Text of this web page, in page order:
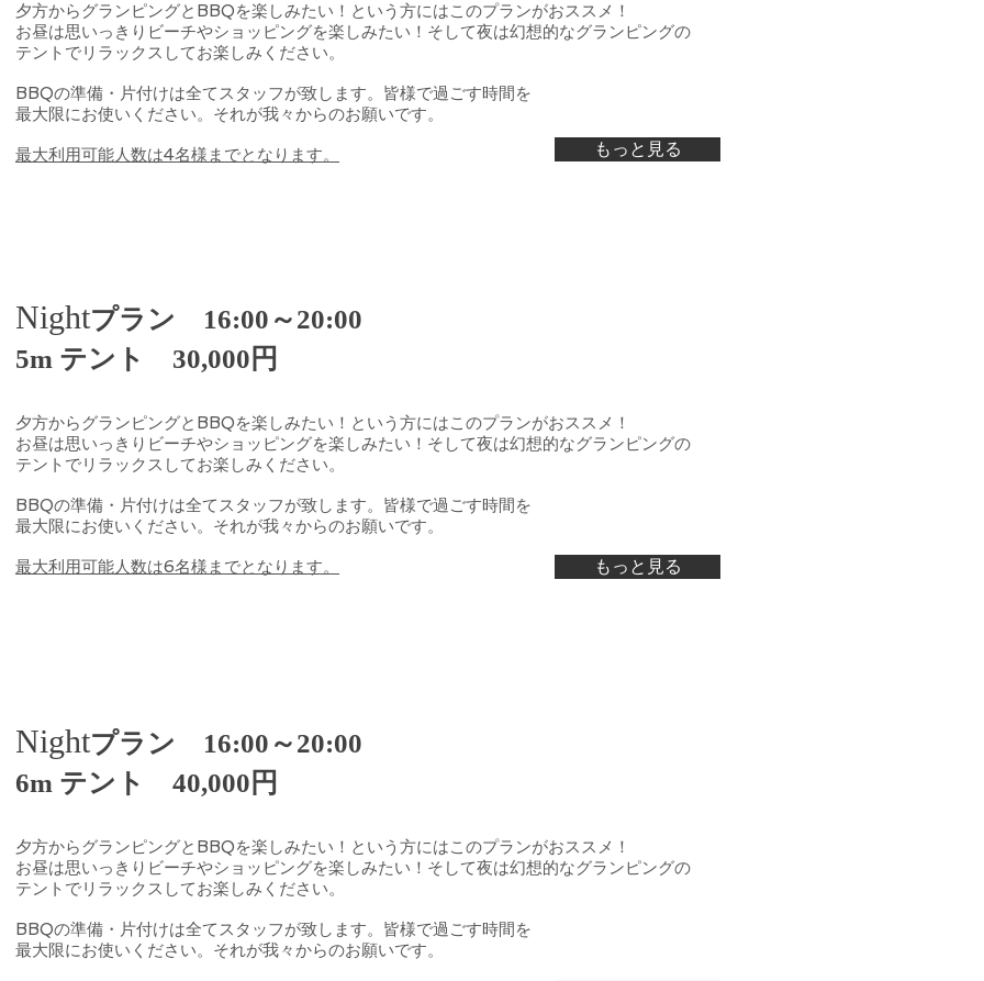
夕方からグランピングとBBQを楽しみたい！という方にはこのプランがおススメ！
お昼は思いっきりビーチやショッピングを楽しみたい！そして夜は幻想的なグランピングの
テントでリラックスしてお楽しみください。
BBQの準備・片付けは全てスタッフが致します。皆様で過ごす時間を
最大限にお使いください。それが我々からのお願いです。
最大利用可能人数は4名様までとなります。 もっと見る
Nightプラン 16:00～20:00
​5m テント 30,000円
夕方からグランピングとBBQを楽しみたい！という方にはこのプランがおススメ！
お昼は思いっきりビーチやショッピングを楽しみたい！そして夜は幻想的なグランピングの
テントでリラックスしてお楽しみください。
BBQの準備・片付けは全てスタッフが致します。皆様で過ごす時間を
最大限にお使いください。それが我々からのお願いです。
最大利用可能人数は6名様までとなります。 もっと見る
Nightプラン 16:00～20:00
​6m テント 40,000円
夕方からグランピングとBBQを楽しみたい！という方にはこのプランがおススメ！
お昼は思いっきりビーチやショッピングを楽しみたい！そして夜は幻想的なグランピングの
テントでリラックスしてお楽しみください。
BBQの準備・片付けは全てスタッフが致します。皆様で過ごす時間を
最大限にお使いください。それが我々からのお願いです。